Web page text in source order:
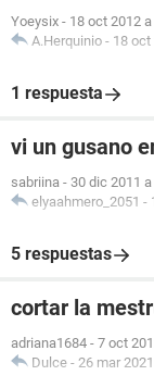
Yoeysix - 18 oct 2012
A.Herquinio - 18 oct
1 respuesta
vi un gusano
sabriina - 30 dic 2011
elyaahmero_2051 -
5 respuestas
cortar la
adriana1684 - 7 oct
Dulce - 26 mar